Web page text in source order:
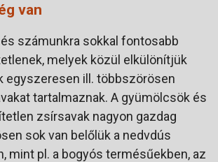
van
számunkra sokkal fontosabb
melyek közül elkülönítjük
egyszeresen ill. többszörösen
tartalmaznak. A gyümölcsök és
zsírsavak nagyon gazdag
sok van belőlük a nedvdús
mint pl. a bogyós termésűekben, az